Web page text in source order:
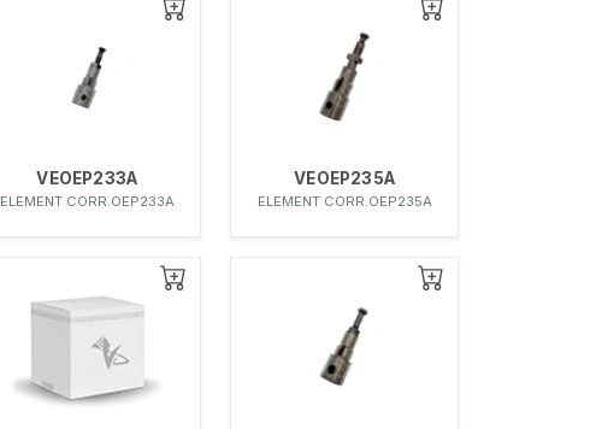
VEOEP233A
ELEMENT CORR.OEP233A
VEOEP235A
ELEMENT CORR.OEP235A